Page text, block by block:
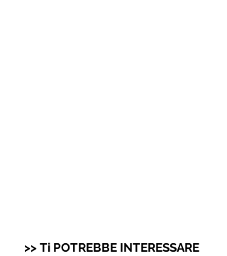
>> Ti POTREBBE INTERESSARE